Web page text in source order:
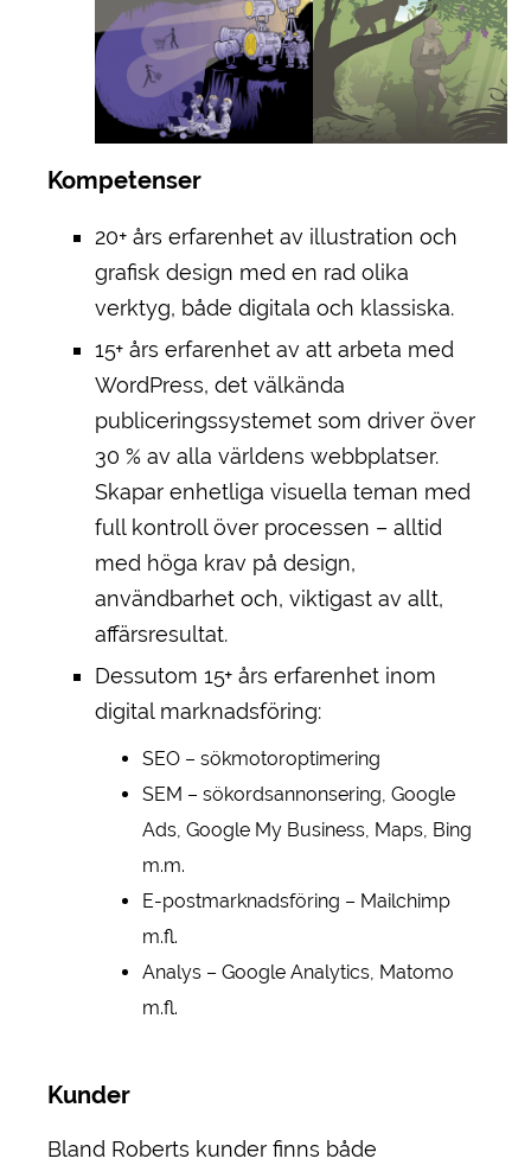
Kompetenser
20+ års erfarenhet av illustration och
grafisk design med en rad olika
verktyg, både digitala och klassiska.
15+ års erfarenhet av att arbeta med
WordPress, det välkända
publiceringssystemet som driver över
30 % av alla världens webbplatser.
Skapar enhetliga visuella teman med
full kontroll över processen – alltid
med höga krav på design,
användbarhet och, viktigast av allt,
affärsresultat.
Dessutom 15+ års erfarenhet inom
digital marknadsföring:
SEO – sökmotoroptimering
SEM – sökordsannonsering, Google
Ads, Google My Business, Maps, Bing
m.m.
E-postmarknadsföring – Mailchimp
m.fl.
Analys – Google Analytics, Matomo
m.fl.
Kunder
Bland Roberts kunder finns både